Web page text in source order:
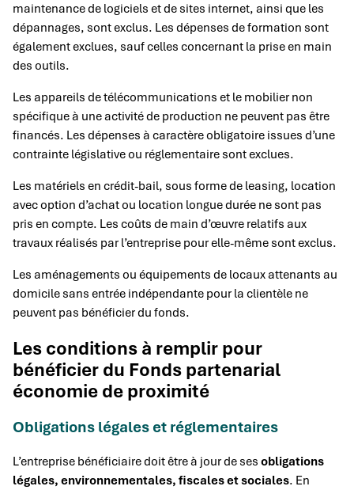
maintenance de logiciels et de sites internet, ainsi que les
dépannages, sont exclus. Les dépenses de formation sont
également exclues, sauf celles concernant la prise en main
des outils.
Les appareils de télécommunications et le mobilier non
spécifique à une activité de production ne peuvent pas être
financés. Les dépenses à caractère obligatoire issues d’une
contrainte législative ou réglementaire sont exclues.
Les matériels en crédit-bail, sous forme de leasing, location
avec option d’achat ou location longue durée ne sont pas
pris en compte. Les coûts de main d’œuvre relatifs aux
travaux réalisés par l’entreprise pour elle-même sont exclus.
Les aménagements ou équipements de locaux attenants au
domicile sans entrée indépendante pour la clientèle ne
peuvent pas bénéficier du fonds.
Les conditions à remplir pour
bénéficier du Fonds partenarial
économie de proximité
Obligations légales et réglementaires
L’entreprise bénéficiaire doit être à jour de ses obligations
légales, environnementales, fiscales et sociales. En